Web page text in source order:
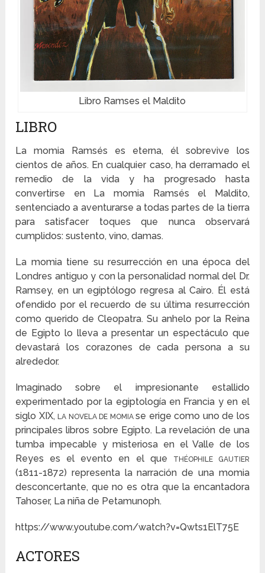
Libro Ramses el Maldito
LIBRO
La momia Ramsés es eterna, él sobrevive los
cientos de años. En cualquier caso, ha derramado el
remedio de la vida y ha progresado hasta
convertirse en La momia Ramsés el Maldito,
sentenciado a aventurarse a todas partes de la tierra
para satisfacer toques que nunca observará
cumplidos: sustento, vino, damas.
La momia tiene su resurrección en una época del
Londres antiguo y con la personalidad normal del Dr.
Ramsey, en un egiptólogo regresa al Cairo. Él está
ofendido por el recuerdo de su última resurrección
como querido de Cleopatra. Su anhelo por la Reina
de Egipto lo lleva a presentar un espectáculo que
devastará los corazones de cada persona a su
alrededor.
Imaginado sobre el impresionante estallido
experimentado por la egiptología en Francia y en el
siglo XIX,LA NOVELA DE MOMIAse erige como uno de los
principales libros sobre Egipto. La revelación de una
tumba impecable y misteriosa en el Valle de los
Reyes es el evento en el que
THÉOPHILE GAUTIER
(1811-1872) representa la narración de una momia
desconcertante, que no es otra que la encantadora
Tahoser, La niña de Petamunoph.
https://www.youtube.com/watch?v=Qwts1ElT75E
ACTORES